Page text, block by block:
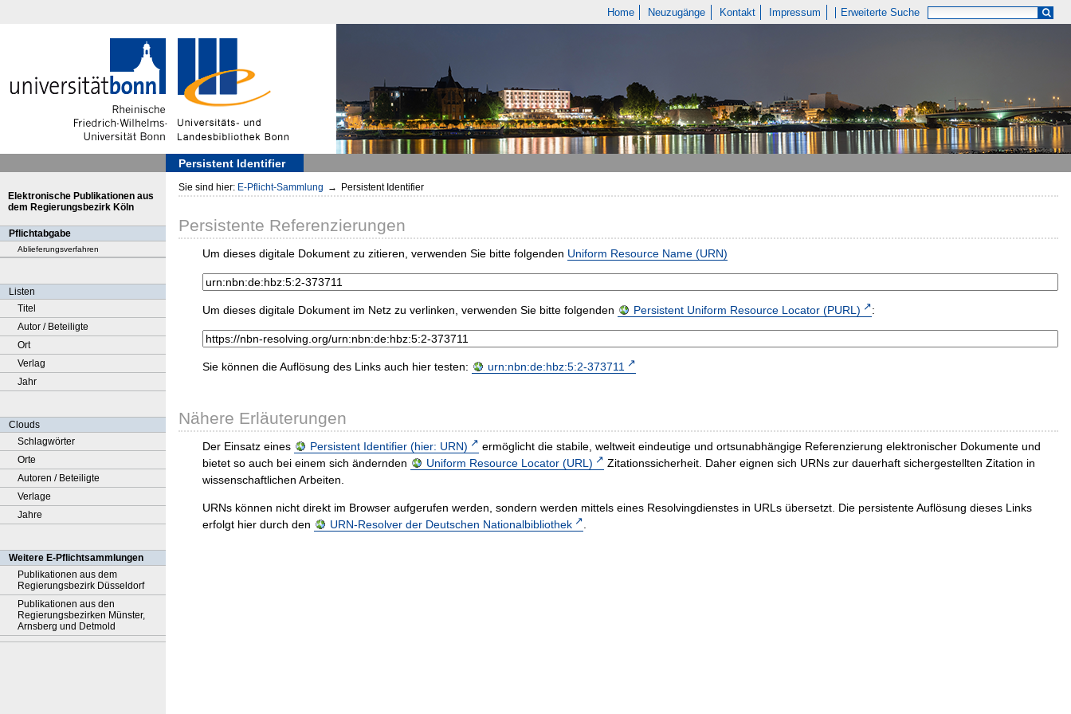
Home Neuzugänge Kontakt Impressum Erweiterte Suche
Persistent Identifier
Elektronische Publikationen aus
dem Regierungsbezirk Köln
Pflichtabgabe
Ablieferungsverfahren
Listen
Titel
Autor / Beteiligte
Ort
Verlag
Jahr
Clouds
Schlagwörter
Orte
Autoren / Beteiligte
Verlage
Jahre
Weitere E-Pflichtsammlungen
Publikationen aus dem
Regierungsbezirk Düsseldorf
Publikationen aus den
Regierungsbezirken Münster,
Arnsberg und Detmold
Sie sind hier: E-Pflicht-Sammlung → Persistent Identifier
Persistente Referenzierungen
Um dieses digitale Dokument zu zitieren, verwenden Sie bitte folgenden Uniform Resource Name (URN)
Um dieses digitale Dokument im Netz zu verlinken, verwenden Sie bitte folgenden Persistent Uniform Resource Locator (PURL) :
Sie können die Auflösung des Links auch hier testen: urn:nbn:de:hbz:5:2-373711
Nähere Erläuterungen
Der Einsatz eines Persistent Identifier (hier: URN)
ermöglicht die stabile, weltweit eindeutige und ortsunabhängige Referenzierung elektronischer Dokumente und
bietet so auch bei einem sich ändernden
Uniform Resource Locator (URL)
Zitationssicherheit. Daher eignen sich URNs zur dauerhaft sichergestellten Zitation in
wissenschaftlichen Arbeiten.
URNs können nicht direkt im Browser aufgerufen werden, sondern werden mittels eines Resolvingdienstes in URLs übersetzt. Die persistente Auflösung dieses Links
erfolgt hier durch den
URN-Resolver der Deutschen Nationalbibliothek .